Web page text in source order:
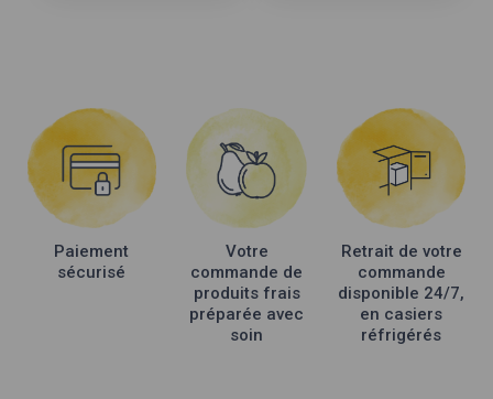
options
peuvent
être
choisies
sur
la
page
Paiement
sécurisé
Votre
commande de
produits frais
préparée avec
soin
Retrait de votre
commande
disponible 24/7,
en casiers
réfrigérés